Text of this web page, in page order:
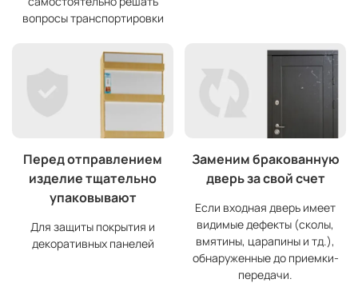
вопросы транспортировки
Перед отправлением
изделие тщательно
упаковывают
Для защиты покрытия и
декоративных панелей
Заменим бракованную
дверь за свой счет
Если входная дверь имеет
видимые дефекты (сколы,
вмятины, царапины и тд.),
обнаруженные до приемки-
передачи.